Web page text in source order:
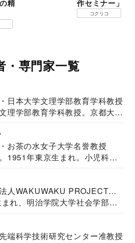
精
作セミナー」
コクリコ
・専門家一覧
日本大学文理学部教育学科教授
理学部教育学科教授。京都大学
お茶の水女子大学名誉教授
1951年東京生まれ。小児科
人WAKUWAKU PROJECT
・言語聴覚士・社会福祉士
れ、明治学院大学社会学部福
端科学技術研究センター准教授